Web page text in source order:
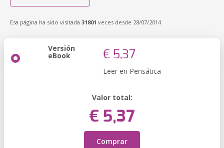
Esa página ha sido visitada 31801 veces desde 28/07/2014
Versión
eBook € 5,37
Leer en Pensática
Valor total:
€ 5,37
Comprar